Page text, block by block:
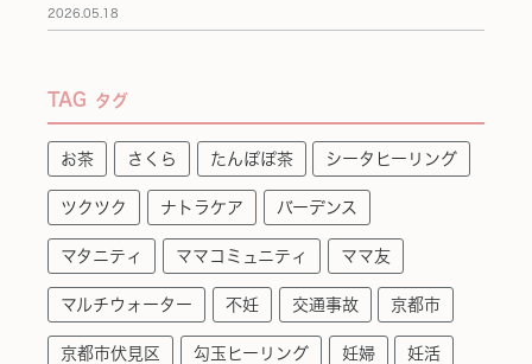
2026.05.18
TAG タグ
お茶 さくら たんぽぽ茶 シータヒーリング
ツクツク ナトラケア バーデンス
マタニティ ママコミュニティ ママ友
マルチウォーター 不妊 交通事故 京都市
京都市伏見区 勾玉ヒーリング 妊婦 妊活